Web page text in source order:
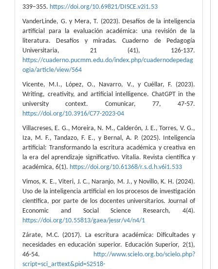
339–355. https://doi.org/10.69821/DISCE.v2i1.53
VanderLinde, G. y Mera, T. (2023). Desafíos de la inteligencia
artificial para la evaluación académica: una revisión de la
literatura. Desafíos y miradas. Cuaderno de Pedagogía
Universitaria, 21 (41), 126-137.
https://cuaderno.pucmm.edu.do/index.php/cuadernodepedag
ogia/article/view/564
Vicente, M.I., López, O., Navarro, V., y Cuéllar, F. (2023).
Writing, creativity, and artificial intelligence. ChatGPT in the
university context. Comunicar, 77, 47-57.
https://doi.org/10.3916/C77-2023-04
Villacreses, E. G., Moreira, N. M., Calderón, J. E., Torres, V. G.,
Iza, M. F., Tandazo, F. E., y Bernal, A. P. (2025). Inteligencia
artificial: Transformando la escritura académica y creativa en
la era del aprendizaje significativo. Vitalia. Revista científica y
académica, 6(1). https://doi.org/10.61368/r.s.d.h.v6i1.533
Vimos, K. E., Viteri, J. C., Naranjo, M. J., y Novillo, K. H. (2024).
Uso de la inteligencia artificial en los procesos de investigación
científica, por parte de los docentes universitarios. Journal of
Economic and Social Science Research, 4(4).
https://doi.org/10.55813/gaea/jessr/v4/n4/1
Zárate, M.C. (2017). La escritura académica: Dificultades y
necesidades en educación superior. Educación Superior, 2(1),
46-54. http://www.scielo.org.bo/scielo.php?
script=sci_arttext&pid=S2518-